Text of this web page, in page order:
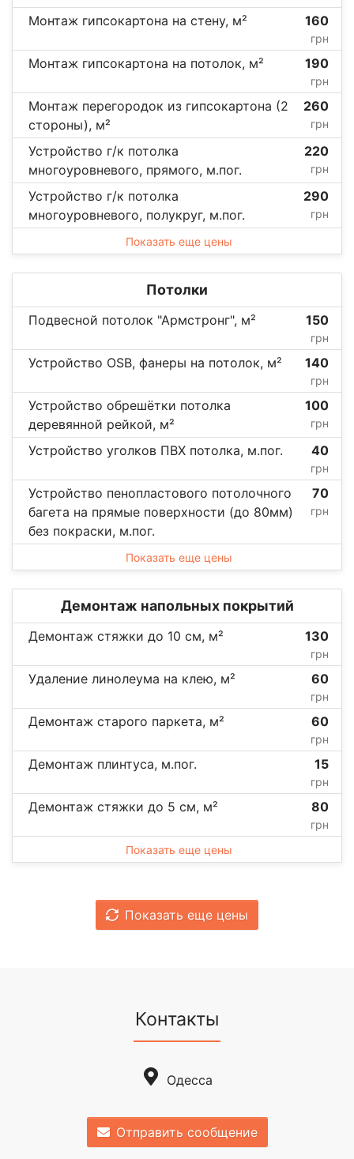
Монтаж гипсокартона на стену, м² 160
грн
Монтаж гипсокартона на потолок, м² 190
грн
Монтаж перегородок из гипсокартона (2
стороны), м²
260
грн
Устройство г/к потолка
многоуровневого, прямого, м.пог.
220
грн
Устройство г/к потолка
многоуровневого, полукруг, м.пог.
290
грн
Показать еще цены
Потолки
Подвесной потолок "Армстронг", м² 150
грн
Устройство OSB, фанеры на потолок, м² 140
грн
Устройство обрешётки потолка
деревянной рейкой, м²
100
грн
Устройство уголков ПВХ потолка, м.пог. 40
грн
Устройство пенопластового потолочного
багета на прямые поверхности (до 80мм)
без покраски, м.пог.
70
грн
Показать еще цены
Демонтаж напольных покрытий
Демонтаж стяжки до 10 см, м² 130
грн
Удаление линолеума на клею, м² 60
грн
Демонтаж старого паркета, м² 60
грн
Демонтаж плинтуса, м.пог. 15
грн
Демонтаж стяжки до 5 см, м² 80
грн
Показать еще цены
Показать еще цены
Контакты
Одесса
Отправить сообщение